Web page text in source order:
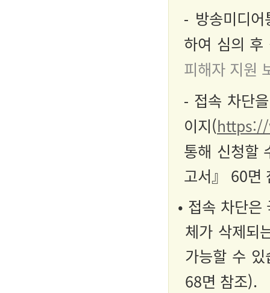
⁃ 방송미디
하여 심의
피해자 지원
⁃ 접속 차단
이지(
통해 신청할
고서』 60면
• 접속 차단
체가 삭제되
가능할 수
68면 참조).